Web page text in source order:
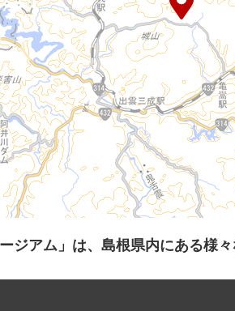
ジアム」は、島根県内にある様